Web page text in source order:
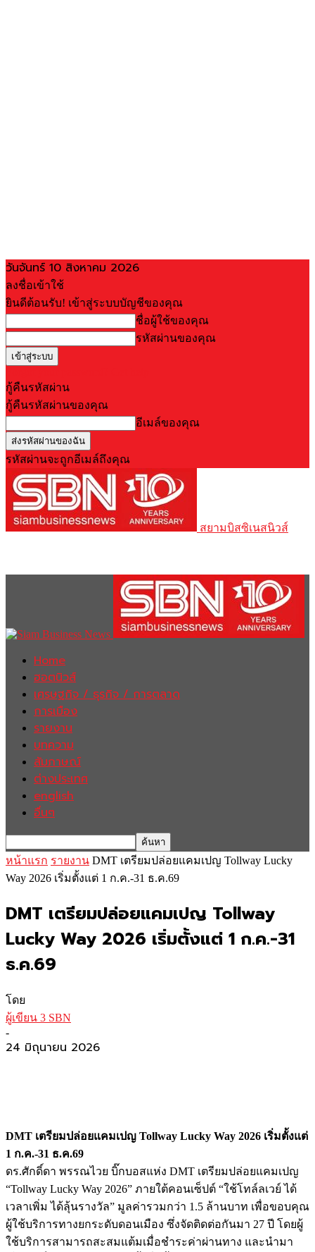
วันจันทร์ 10 สิงหาคม 2026
ลงชื่อเข้าใช้
ยินดีต้อนรับ! เข้าสู่ระบบบัญชีของคุณ
ชื่อผู้ใช้ของคุณ
รหัสผ่านของคุณ
กู้คืนรหัสผ่าน
กู้คืนรหัสผ่านของคุณ
อีเมล์ของคุณ
รหัสผ่านจะถูกอีเมล์ถึงคุณ
สยามบิสซิเนสนิวส์
Home
ฮอตนิวส์
เศรษฐกิจ / ธุรกิจ / การตลาด
การเมือง
รายงาน
บทความ
สัมภาษณ์
ต่างประเทศ
english
อื่นๆ
หน้าแรก รายงาน DMT เตรียมปล่อยแคมเปญ Tollway Lucky
Way 2026 เริ่มตั้งแต่ 1 ก.ค.-31 ธ.ค.69
DMT เตรียมปล่อยแคมเปญ Tollway
Lucky Way 2026 เริ่มตั้งแต่ 1 ก.ค.-31
ธ.ค.69
โดย
ผู้เขียน 3 SBN
-
24 มิถุนายน 2026
DMT เตรียมปล่อยแคมเปญ Tollway Lucky Way 2026 เริ่มตั้งแต่
1 ก.ค.-31 ธ.ค.69
ดร.ศักดิ์ดา พรรณไวย บิ๊กบอสแห่ง DMT เตรียมปล่อยแคมเปญ
“Tollway Lucky Way 2026” ภายใต้คอนเซ็ปต์ “ใช้โทล์ลเวย์ ได้
เวลาเพิ่ม ได้ลุ้นรางวัล” มูลค่ารวมกว่า 1.5 ล้านบาท เพื่อขอบคุณ
ผู้ใช้บริการทางยกระดับดอนเมือง ซึ่งจัดติดต่อกันมา 27 ปี โดยผู้
ใช้บริการสามารถสะสมแต้มเมื่อชำระค่าผ่านทาง และนำมา